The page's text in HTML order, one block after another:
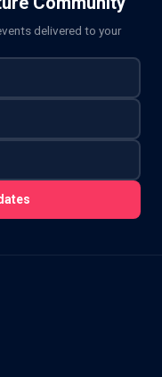
delivered to your